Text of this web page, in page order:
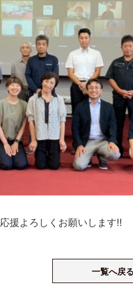
応援よろしくお願いします‼
一覧へ戻る